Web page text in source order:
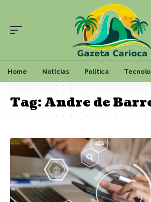
Home Notícias Política
Tag:Andre de